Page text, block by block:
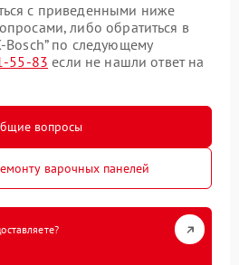
с приведенными ниже
либо обратиться в
Bosch” по следующему
55-83 если не нашли ответ на
вопросы
варочных панелей